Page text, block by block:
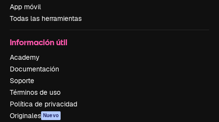
App móvil
Todas las herramientas
Información útil
Academy
Documentación
Soporte
Términos de uso
Política de privacidad
Originales Nuevo